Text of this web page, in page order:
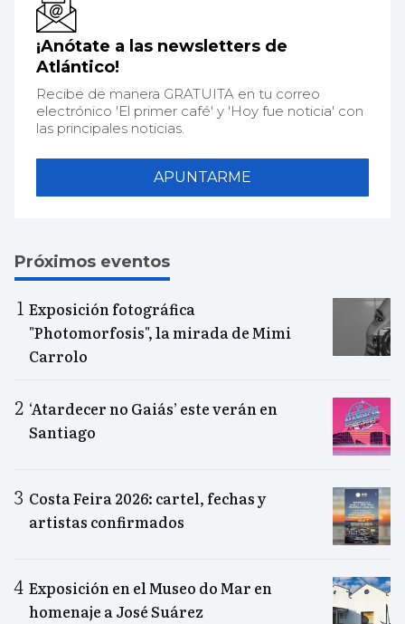
¡Anótate a las newsletters de
Atlántico!
Recibe de manera GRATUITA en tu correo
electrónico 'El primer café' y 'Hoy fue noticia' con
las principales noticias.
APUNTARME
Próximos eventos
Exposición fotográfica
"Photomorfosis", la mirada de Mimi
Carrolo
‘Atardecer no Gaiás’ este verán en
Santiago
Costa Feira 2026: cartel, fechas y
artistas confirmados
Exposición en el Museo do Mar en
homenaje a José Suárez